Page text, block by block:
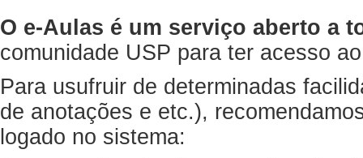
O e-Aulas é um serviço aberto a
comunidade USP para ter acesso
Para usufruir de determinadas
de anotações e etc.),
logado no sistema: